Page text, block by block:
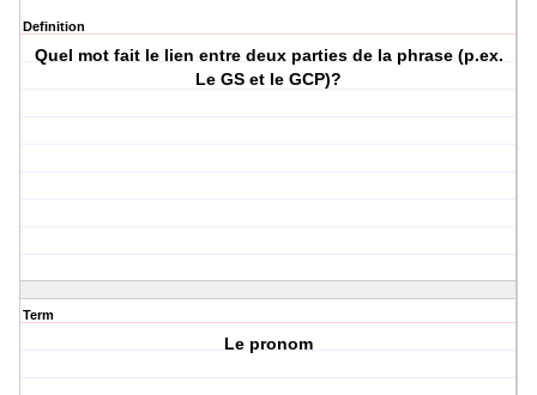
Definition
Quel mot fait le lien entre deux parties de la phrase (p.ex.
Le GS et le GCP)?
Term
Le pronom